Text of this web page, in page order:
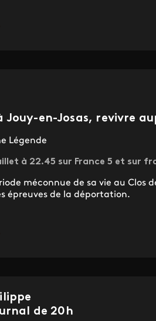
Jouy-en-Josas, revivre
Légende
à 22.45 sur France 5 et sur
méconnue de sa vie au Clos
épreuves de la déportation.
de 20h